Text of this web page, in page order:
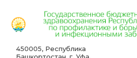
450005, Республика